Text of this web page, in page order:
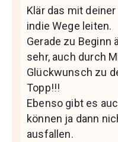
Klär das mit
indie Wege leiten.
Gerade zu Beginn
sehr, auch durch
Glückwunsch zu
Topp!!!
Ebenso gibt es
können ja dann
ausfallen.